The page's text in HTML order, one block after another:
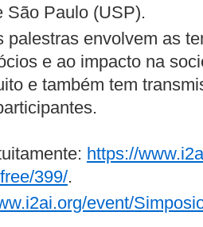
São Paulo (USP).
palestras envolvem as
e ao impacto na
e também tem
https://
399/.
event/